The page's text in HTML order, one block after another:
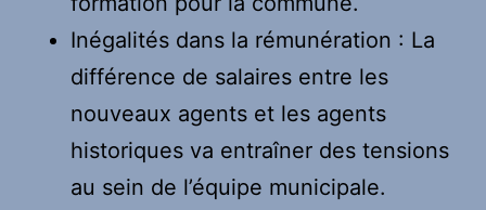
Inégalités dans la rémunération : La
différence de salaires entre les
nouveaux agents et les agents
historiques va entraîner des tensions
au sein de l’équipe municipale.